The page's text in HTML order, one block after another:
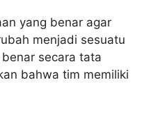
yang benar agar
menjadi sesuatu
secara tata
bahwa tim memiliki